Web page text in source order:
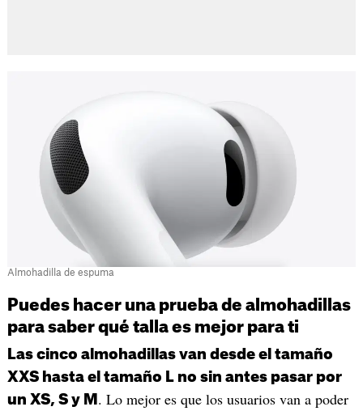
Almohadilla de espuma
Puedes hacer una prueba de almohadillas
para saber qué talla es mejor para ti
Las cinco almohadillas van desde el tamaño
XXS hasta el tamaño L no sin antes pasar por
un XS, S y M . Lo mejor es que los usuarios van a poder